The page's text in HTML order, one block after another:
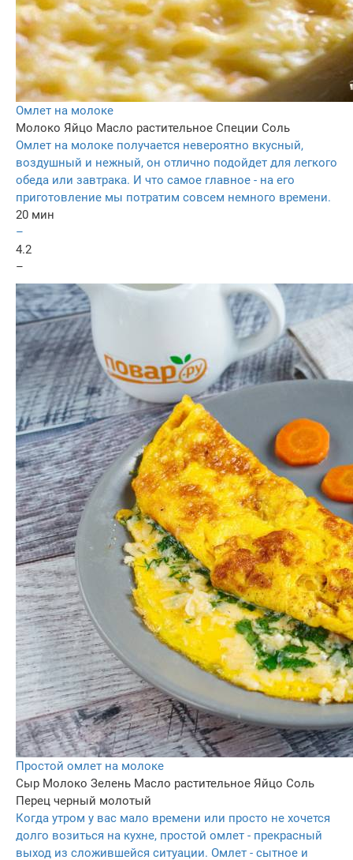
Омлет на молоке
Молоко Яйцо Масло растительное Специи Соль
Омлет на молоке получается невероятно вкусный,
воздушный и нежный, он отлично подойдет для легкого
обеда или завтрака. И что самое главное - на его
приготовление мы потратим совсем немного времени.
20 мин
–
4.2
–
Простой омлет на молоке
Сыр Молоко Зелень Масло растительное Яйцо Соль
Перец черный молотый
Когда утром у вас мало времени или просто не хочется
долго возиться на кухне, простой омлет - прекрасный
выход из сложившейся ситуации. Омлет - сытное и